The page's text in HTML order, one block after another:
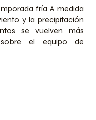
fría A medida
y la precipitación
se vuelven más
sobre el equipo de